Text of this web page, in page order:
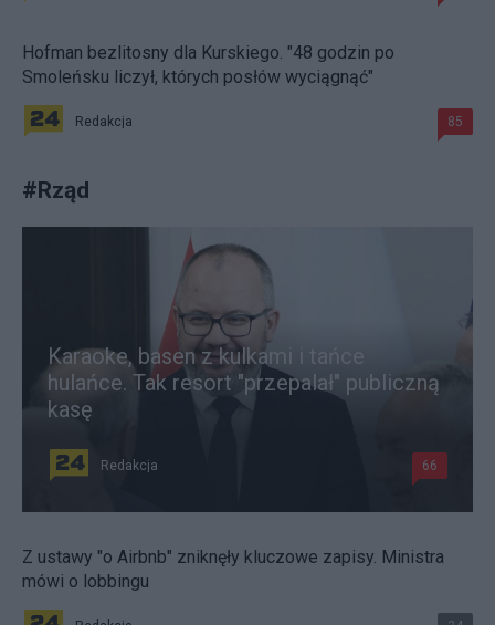
Hofman bezlitosny dla Kurskiego. "48 godzin po
Smoleńsku liczył, których posłów wyciągnąć"
Redakcja 85
#Rząd
Karaoke, basen z kulkami i tańce
hulańce. Tak resort "przepalał" publiczną
kasę
Redakcja 66
Z ustawy "o Airbnb" zniknęły kluczowe zapisy. Ministra
mówi o lobbingu